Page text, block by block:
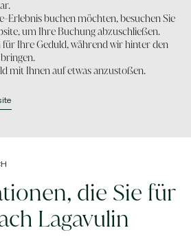
Erlebnis buchen möchten, besuchen Sie
um Ihre Buchung abzuschließen.
für Ihre Geduld, während wir hinter den
mit Ihnen auf etwas anzustoßen.
die Sie für
Lagavulin